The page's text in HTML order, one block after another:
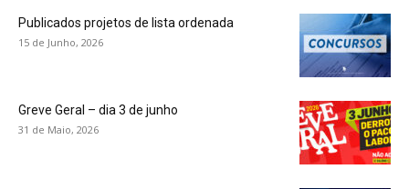
Publicados projetos de lista ordenada
15 de Junho, 2026
Greve Geral – dia 3 de junho
31 de Maio, 2026